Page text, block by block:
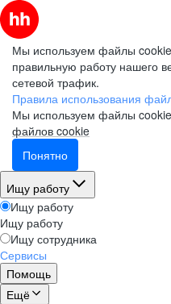
Мы используем файлы
правильную работу нашего
сетевой трафик.
Правила использования
Мы используем файлы
файлов cookie
Понятно
Ищу работу
Ищу работу
Ищу работу
Ищу сотрудника
Сервисы
Помощь
Ещё